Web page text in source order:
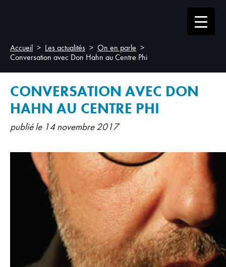
Accueil Les actualités
On en parle
Conversation avec Don Hahn au Centre Phi
CONVERSATION AVEC DON
HAHN AU CENTRE PHI
publié le 14 novembre 2017